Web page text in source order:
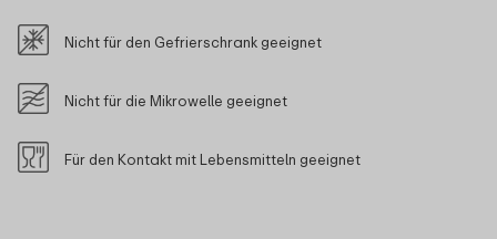
Nicht für den Gefrierschrank geeignet
Nicht für die Mikrowelle geeignet
Für den Kontakt mit Lebensmitteln geeignet